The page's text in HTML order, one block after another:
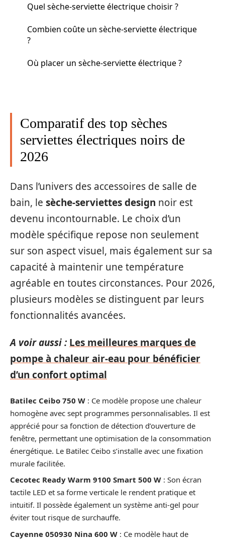
Quel sèche-serviette électrique choisir ?
Combien coûte un sèche-serviette électrique
?
Où placer un sèche-serviette électrique ?
Comparatif des top sèches
serviettes électriques noirs de
2026
Dans l’univers des accessoires de salle de
bain, le sèche-serviettes design noir est
devenu incontournable. Le choix d’un
modèle spécifique repose non seulement
sur son aspect visuel, mais également sur sa
capacité à maintenir une température
agréable en toutes circonstances. Pour 2026,
plusieurs modèles se distinguent par leurs
fonctionnalités avancées.
A voir aussi : Les meilleures marques de
pompe à chaleur air-eau pour bénéficier
d’un confort optimal
Batilec Ceibo 750 W : Ce modèle propose une chaleur
homogène avec sept programmes personnalisables. Il est
apprécié pour sa fonction de détection d’ouverture de
fenêtre, permettant une optimisation de la consommation
énergétique. Le Batilec Ceibo s’installe avec une fixation
murale facilitée.
Cecotec Ready Warm 9100 Smart 500 W : Son écran
tactile LED et sa forme verticale le rendent pratique et
intuitif. Il possède également un système anti-gel pour
éviter tout risque de surchauffe.
Cayenne 050930 Nina 600 W : Ce modèle haut de